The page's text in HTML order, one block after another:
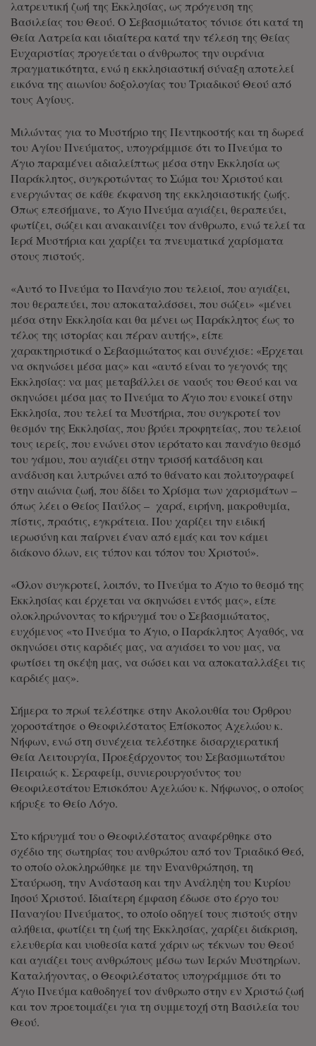
λατρευτική ζωή της Εκκλησίας, ως πρόγευση της
Βασιλείας του Θεού. Ο Σεβασμιώτατος τόνισε ότι κατά τη
Θεία Λατρεία και ιδιαίτερα κατά την τέλεση της Θείας
Ευχαριστίας προγεύεται ο άνθρωπος την ουράνια
πραγματικότητα, ενώ η εκκλησιαστική σύναξη αποτελεί
εικόνα της αιωνίου δοξολογίας του Τριαδικού Θεού από
τους Αγίους.
Μιλώντας για το Μυστήριο της Πεντηκοστής και τη δωρεά
του Αγίου Πνεύματος, υπογράμμισε ότι το Πνεύμα το
Άγιο παραμένει αδιαλείπτως μέσα στην Εκκλησία ως
Παράκλητος, συγκροτώντας το Σώμα του Χριστού και
ενεργώντας σε κάθε έκφανση της εκκλησιαστικής ζωής.
Όπως επεσήμανε, το Άγιο Πνεύμα αγιάζει, θεραπεύει,
φωτίζει, σώζει και ανακαινίζει τον άνθρωπο, ενώ τελεί τα
Ιερά Μυστήρια και χαρίζει τα πνευματικά χαρίσματα
στους πιστούς.
«Αυτό το Πνεύμα το Πανάγιο που τελειοί, που αγιάζει,
που θεραπεύει, που αποκαταλάσσει, που σώζει» «μένει
μέσα στην Εκκλησία και θα μένει ως Παράκλητος έως το
τέλος της ιστορίας και πέραν αυτής», είπε
χαρακτηριστικά ο Σεβασμιώτατος και συνέχισε: «Έρχεται
να σκηνώσει μέσα μας» και «αυτό είναι το γεγονός της
Εκκλησίας: να μας μεταβάλλει σε ναούς του Θεού και να
σκηνώσει μέσα μας το Πνεύμα το Άγιο που ενοικεί στην
Εκκλησία, που τελεί τα Μυστήρια, που συγκροτεί τον
θεσμόν της Εκκλησίας, που βρύει προφητείας, που τελειοί
τους ιερείς, που ενώνει στον ιερότατο και πανάγιο θεσμό
του γάμου, που αγιάζει στην τρισσή κατάδυση και
ανάδυση και λυτρώνει από το θάνατο και πολιτογραφεί
στην αιώνια ζωή, που δίδει το Χρίσμα των χαρισμάτων –
όπως λέει ο Θείος Παύλος – χαρά, ειρήνη, μακροθυμία,
πίστις, πραότις, εγκράτεια. Που χαρίζει την ειδική
ιερωσύνη και παίρνει έναν από εμάς και τον κάμει
διάκονο όλων, εις τύπον και τόπον του Χριστού».
«Όλον συγκροτεί, λοιπόν, το Πνεύμα το Άγιο το θεσμό της
Εκκλησίας και έρχεται να σκηνώσει εντός μας», είπε
ολοκληρώνοντας το κήρυγμά του ο Σεβασμιώτατος,
ευχόμενος «το Πνεύμα το Άγιο, ο Παράκλητος Αγαθός, να
σκηνώσει στις καρδιές μας, να αγιάσει το νου μας, να
φωτίσει τη σκέψη μας, να σώσει και να αποκαταλλάξει τις
καρδιές μας».
Σήμερα το πρωί τελέστηκε στην Ακολουθία του Όρθρου
χοροστάτησε ο Θεοφιλέστατος Επίσκοπος Αχελώου κ.
Νήφων, ενώ στη συνέχεια τελέστηκε δισαρχιερατική
Θεία Λειτουργία, Προεξάρχοντος του Σεβασμιωτάτου
Πειραιώς κ. Σεραφείμ, συνιερουργούντος του
Θεοφιλεστάτου Επισκόπου Αχελώου κ. Νήφωνος, ο οποίος
κήρυξε το Θείο Λόγο.
Στο κήρυγμά του ο Θεοφιλέστατος αναφέρθηκε στο
σχέδιο της σωτηρίας του ανθρώπου από τον Τριαδικό Θεό,
το οποίο ολοκληρώθηκε με την Ενανθρώπηση, τη
Σταύρωση, την Ανάσταση και την Ανάληψη του Κυρίου
Ιησού Χριστού. Ιδιαίτερη έμφαση έδωσε στο έργο του
Παναγίου Πνεύματος, το οποίο οδηγεί τους πιστούς στην
αλήθεια, φωτίζει τη ζωή της Εκκλησίας, χαρίζει διάκριση,
ελευθερία και υιοθεσία κατά χάριν ως τέκνων του Θεού
και αγιάζει τους ανθρώπους μέσω των Ιερών Μυστηρίων.
Καταλήγοντας, ο Θεοφιλέστατος υπογράμμισε ότι το
Άγιο Πνεύμα καθοδηγεί τον άνθρωπο στην εν Χριστώ ζωή
και τον προετοιμάζει για τη συμμετοχή στη Βασιλεία του
Θεού.